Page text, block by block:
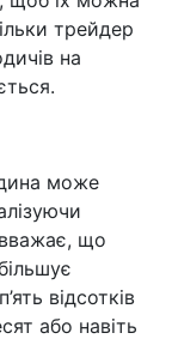
трейдер
на
може
вважає, що
відсотків
або навіть